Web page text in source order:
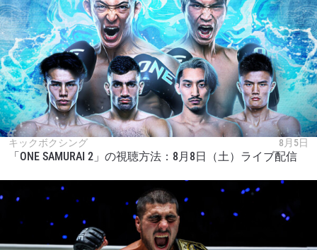
キックボクシング 8月5日
「ONE SAMURAI 2」の視聴方法：8月8日（土）ライブ配信